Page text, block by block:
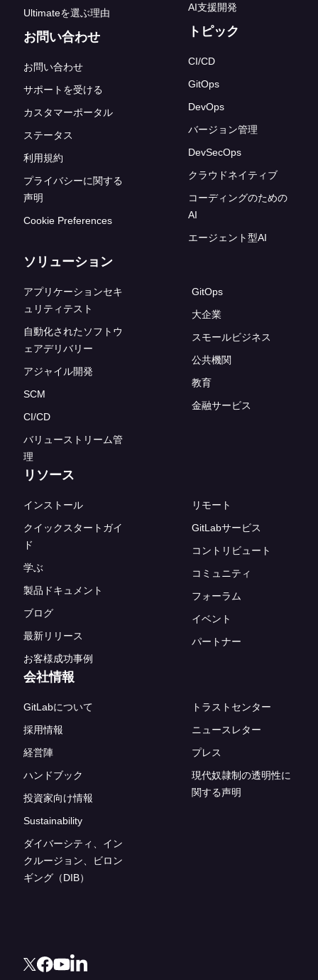
Ultimateを選ぶ理由
お問い合わせ
お問い合わせ
サポートを受ける
カスタマーポータル
ステータス
利用規約
プライバシーに関する
声明
Cookie Preferences
AI支援開発
トピック
CI/CD
GitOps
DevOps
バージョン管理
DevSecOps
クラウドネイティブ
コーディングのための
AI
エージェント型AI
ソリューション
アプリケーションセキ
ュリティテスト
自動化されたソフトウ
ェアデリバリー
アジャイル開発
SCM
CI/CD
バリューストリーム管
理
GitOps
大企業
スモールビジネス
公共機関
教育
金融サービス
リソース
インストール
クイックスタートガイ
ド
学ぶ
製品ドキュメント
ブログ
最新リリース
お客様成功事例
リモート
GitLabサービス
コントリビュート
コミュニティ
フォーラム
イベント
パートナー
会社情報
GitLabについて
採用情報
経営陣
ハンドブック
投資家向け情報
Sustainability
ダイバーシティ、イン
クルージョン、ビロン
ギング（DIB）
トラストセンター
ニュースレター
プレス
現代奴隷制の透明性に
関する声明